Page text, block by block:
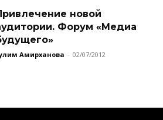
новой
Форум «Медиа
Амирханова - 02/07/2012